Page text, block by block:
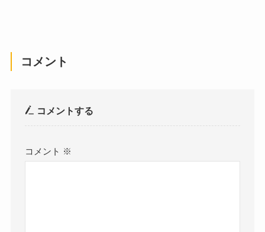
コメント
コメントする
コメント ※